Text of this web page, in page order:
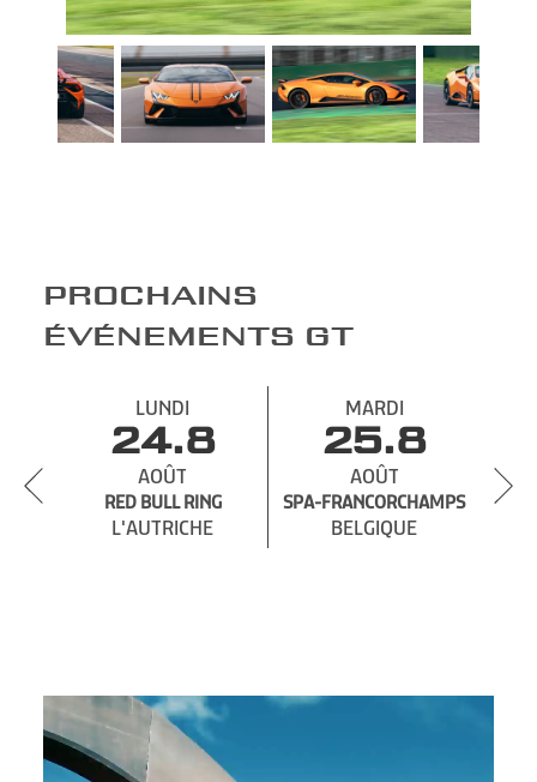
PROCHAINS
ÉVÉNEMENTS GT
LUNDI
24.8
AOÛT
RED BULL RING
L'AUTRICHE
MARDI
25.8
AOÛT
SPA-FRANCORCHAMPS
BELGIQUE
SPA-